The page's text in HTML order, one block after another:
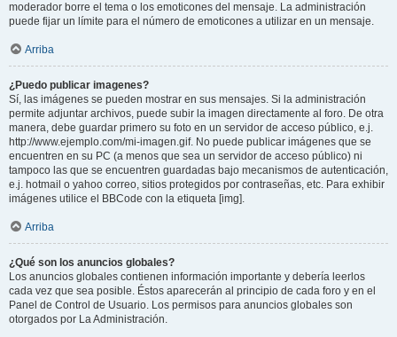
moderador borre el tema o los emoticones del mensaje. La administración
puede fijar un límite para el número de emoticones a utilizar en un mensaje.
Arriba
¿Puedo publicar imagenes?
Sí, las imágenes se pueden mostrar en sus mensajes. Si la administración
permite adjuntar archivos, puede subir la imagen directamente al foro. De otra
manera, debe guardar primero su foto en un servidor de acceso público, e.j.
http://www.ejemplo.com/mi-imagen.gif. No puede publicar imágenes que se
encuentren en su PC (a menos que sea un servidor de acceso público) ni
tampoco las que se encuentren guardadas bajo mecanismos de autenticación,
e.j. hotmail o yahoo correo, sitios protegidos por contraseñas, etc. Para exhibir
imágenes utilice el BBCode con la etiqueta [img].
Arriba
¿Qué son los anuncios globales?
Los anuncios globales contienen información importante y debería leerlos
cada vez que sea posible. Éstos aparecerán al principio de cada foro y en el
Panel de Control de Usuario. Los permisos para anuncios globales son
otorgados por La Administración.